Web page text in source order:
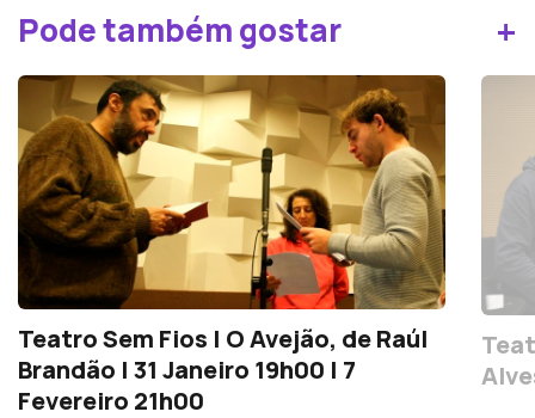
Pode também gostar +
Teatro Sem Fios | O Avejão, de Raúl
Brandão | 31 Janeiro 19h00 | 7
Fevereiro 21h00